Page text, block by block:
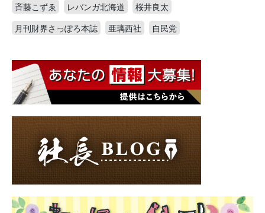
斉藤こずゑ
レバンガ北海道
桜井良太
月刊財界さっぽろ本誌
亜璃西社 自民党